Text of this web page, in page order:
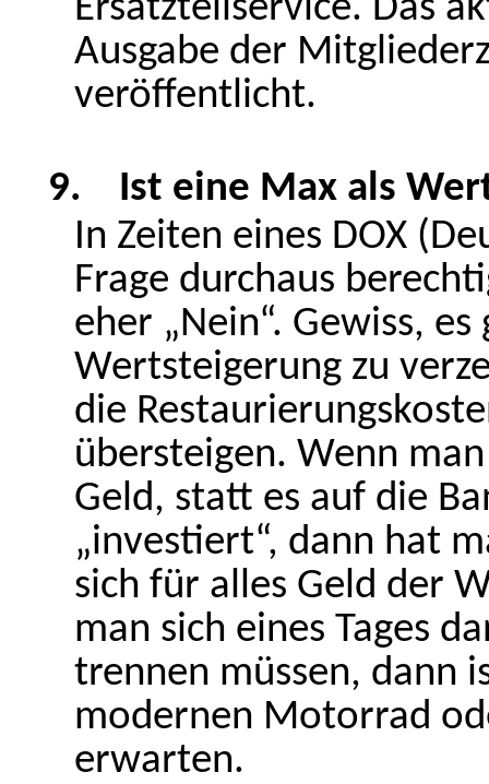
Ersatzteilservice. Das
Ausgabe der
veröffentlicht.
9.
Ist eine Max als
In Zeiten eines DOX
Frage durchaus
eher „Nein“. Gewiss,
Wertsteigerung zu
die
übersteigen. Wenn
Geld, statt es auf die
„investiert“, dann hat
sich für alles Geld der
man sich eines Tages
trennen müssen, dann
modernen Motorrad
erwarten.